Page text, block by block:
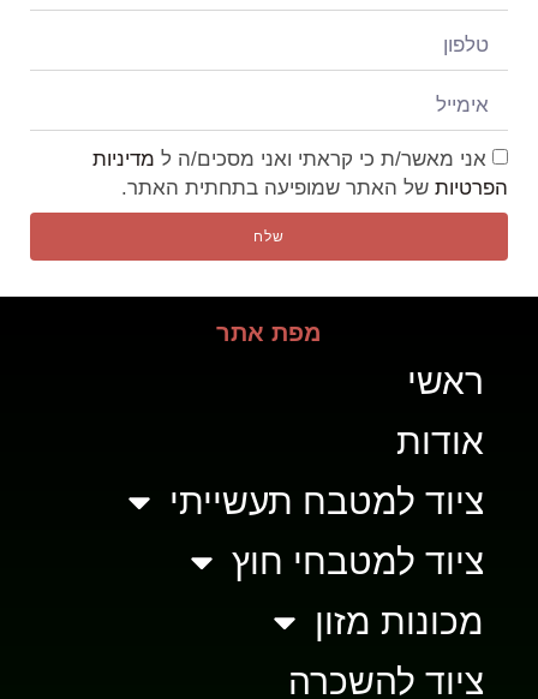
אני מאשר/ת כי קראתי ואני מסכים/ה ל מדיניות
הפרטיות של האתר שמופיעה בתחתית האתר.
שלח
מפת אתר
ראשי
אודות
ציוד למטבח תעשייתי
ציוד למטבחי חוץ
מכונות מזון
ציוד להשכרה